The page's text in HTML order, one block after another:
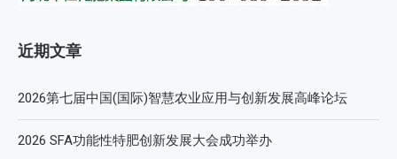
近期文章
2026第七届中国(国际)智慧农业应用与创新发展高峰论坛
2026 SFA功能性特肥创新发展大会成功举办